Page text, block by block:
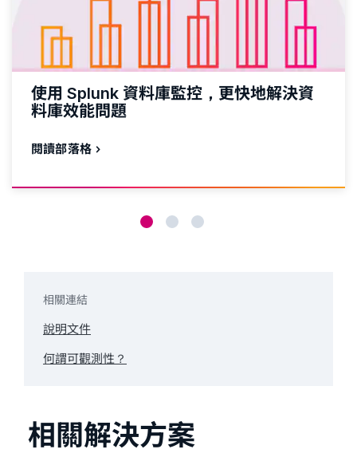
使用 Splunk 資料庫監控，更快地解決資
料庫效能問題
閱讀部落格
相關連結
說明文件
何謂可觀測性？
相關解決方案